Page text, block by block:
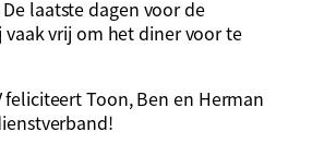
laatste dagen voor de
vaak vrij om het diner voor te
feliciteert Toon, Ben en Herman